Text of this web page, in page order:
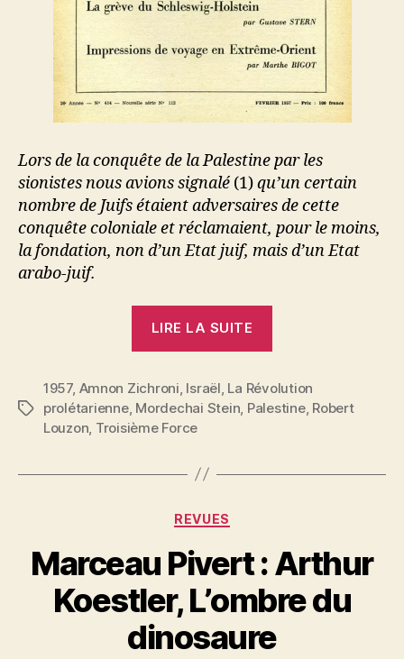
Lors de la conquête de la Palestine par les
sionistes nous avions signalé (1)qu’un certain
nombre de Juifs étaient adversaires de cette
conquête coloniale et réclamaient, pour le moins,
la fondation, non d’un Etat juif, mais d’un Etat
arabo-juif.
LIRE LA SUITE
de
la
Étiquettes
1957, Amnon Zichroni, Israël, La Révolution
prolétarienne, Mordechai Stein, Palestine, Robert
Louzon, Troisième Force
Catégories
REVUES
Marceau Pivert : Arthur
Koestler, L’ombre du
dinosaure
a
S